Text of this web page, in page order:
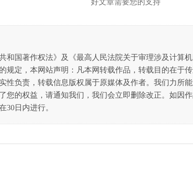
好文章需要您的支持
和国著作权法》及《最高人民法院关于审理涉及计算
规定，本网站声明：凡本网转载作品，转载目的在于
性负责，转载信息版权属于原媒体及作者。我们力所
您的权益，请通知我们，我们会立即删除改正。如因
30日内进行。